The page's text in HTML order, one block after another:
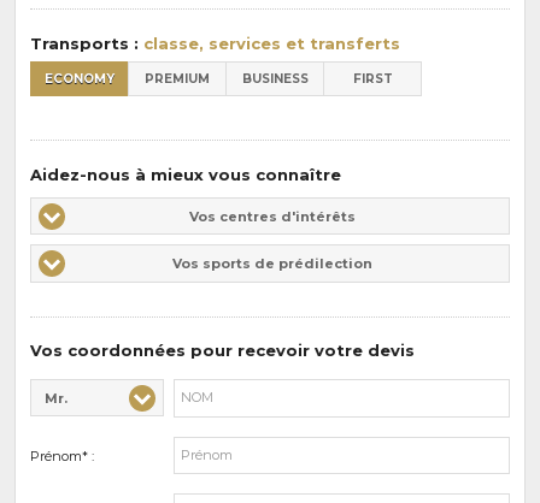
:
Transports : classe, services et transferts
ECONOMY PREMIUM BUSINESS FIRST
Aidez-nous à mieux vous connaître
Vos
centres
d'intérêts
Vos centres d'intérêts
Vos
sports
Vos sports de prédilection
Vos coordonnées pour recevoir votre devis
Civilité* :
Mr.
Nom* :
Prénom* :